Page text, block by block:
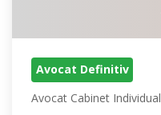
Avocat Definitiv
Avocat Cabinet Individual